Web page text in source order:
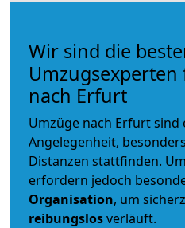
Wir sind die
nach Erfurt
Umzüge nach Erfurt sind
Angelegenheit,
Distanzen stattfinden.
erfordern jedoch
Organisation, um
reibungslosverläuft.